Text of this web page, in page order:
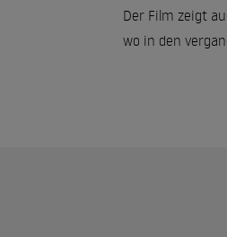
Der Film zeigt
wo in den